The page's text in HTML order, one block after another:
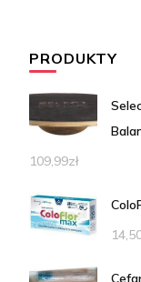
PRODUKTY
109,99zł